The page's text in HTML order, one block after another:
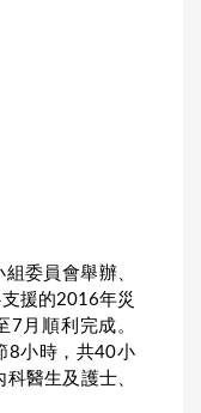
委員會舉辦、
援的2016年災
月順利完成。
8小時，共40小
醫生及護士、